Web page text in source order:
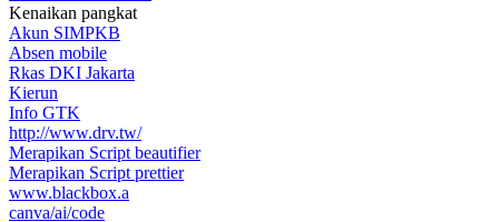
Kenaikan pangkat
Akun SIMPKB
Absen mobile
Rkas DKI Jakarta
Kierun
Info GTK
http://www.drv.tw/
Merapikan Script beautifier
Merapikan Script prettier
www.blackbox.a
canva/ai/code